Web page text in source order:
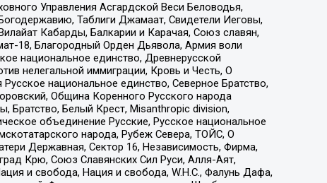
Управления Асгардской Веси Беловодья,
Таблиги Джамаат, Свидетели Иеговы,
Кабарды, Балкарии и Карачая, Союз славян,
18, Благородный Орден Дьявола, Армия воли
национальное единство, Древнерусской
нелегальной иммиграции, Кровь и Честь, О
национальное единство, Северное Братство,
Община Коренного Русского народа
Братство, Белый Крест, Misanthropic division,
объединение Русские, Русское национальное
народа, Рубеж Севера, ТОЙС, О
Державная, Сектор 16, Независимость, Фирма,
Крю, Союз Славянских Сил Руси, Алля-Аят,
и свобода, Нация и свобода, W.H.С., Фалунь Дафа,